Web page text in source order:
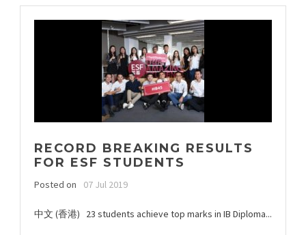
RECORD BREAKING RESULTS
FOR ESF STUDENTS
Posted on 07 Jul 2019
中文 (香港) 23 students achieve top marks in IB Diploma...